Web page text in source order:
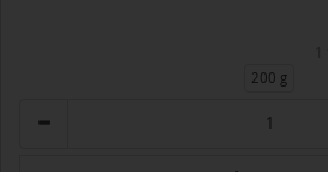
200 g